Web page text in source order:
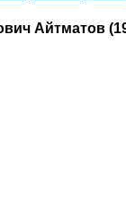
Айтматов